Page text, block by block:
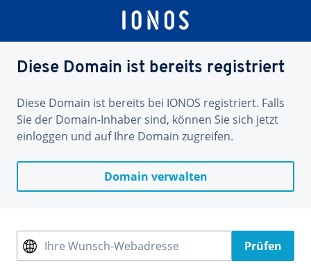
Diese Domain ist bereits registriert
Diese Domain ist bereits bei IONOS registriert. Falls
Sie der Domain-Inhaber sind, können Sie sich jetzt
einloggen und auf Ihre Domain zugreifen.
Domain verwalten
Ihre Wunsch-Webadresse Prüfen